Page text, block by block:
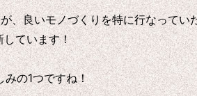
良いモノづくりを特に行なって
しています！
みの1つですね！